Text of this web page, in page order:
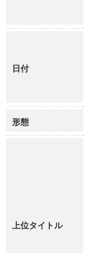
日付
形態
上位タイトル